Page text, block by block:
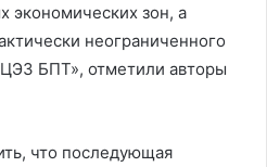
экономических зон, а
неограниченного
ЦЭЗ БПТ», отметили авторы
что последующая